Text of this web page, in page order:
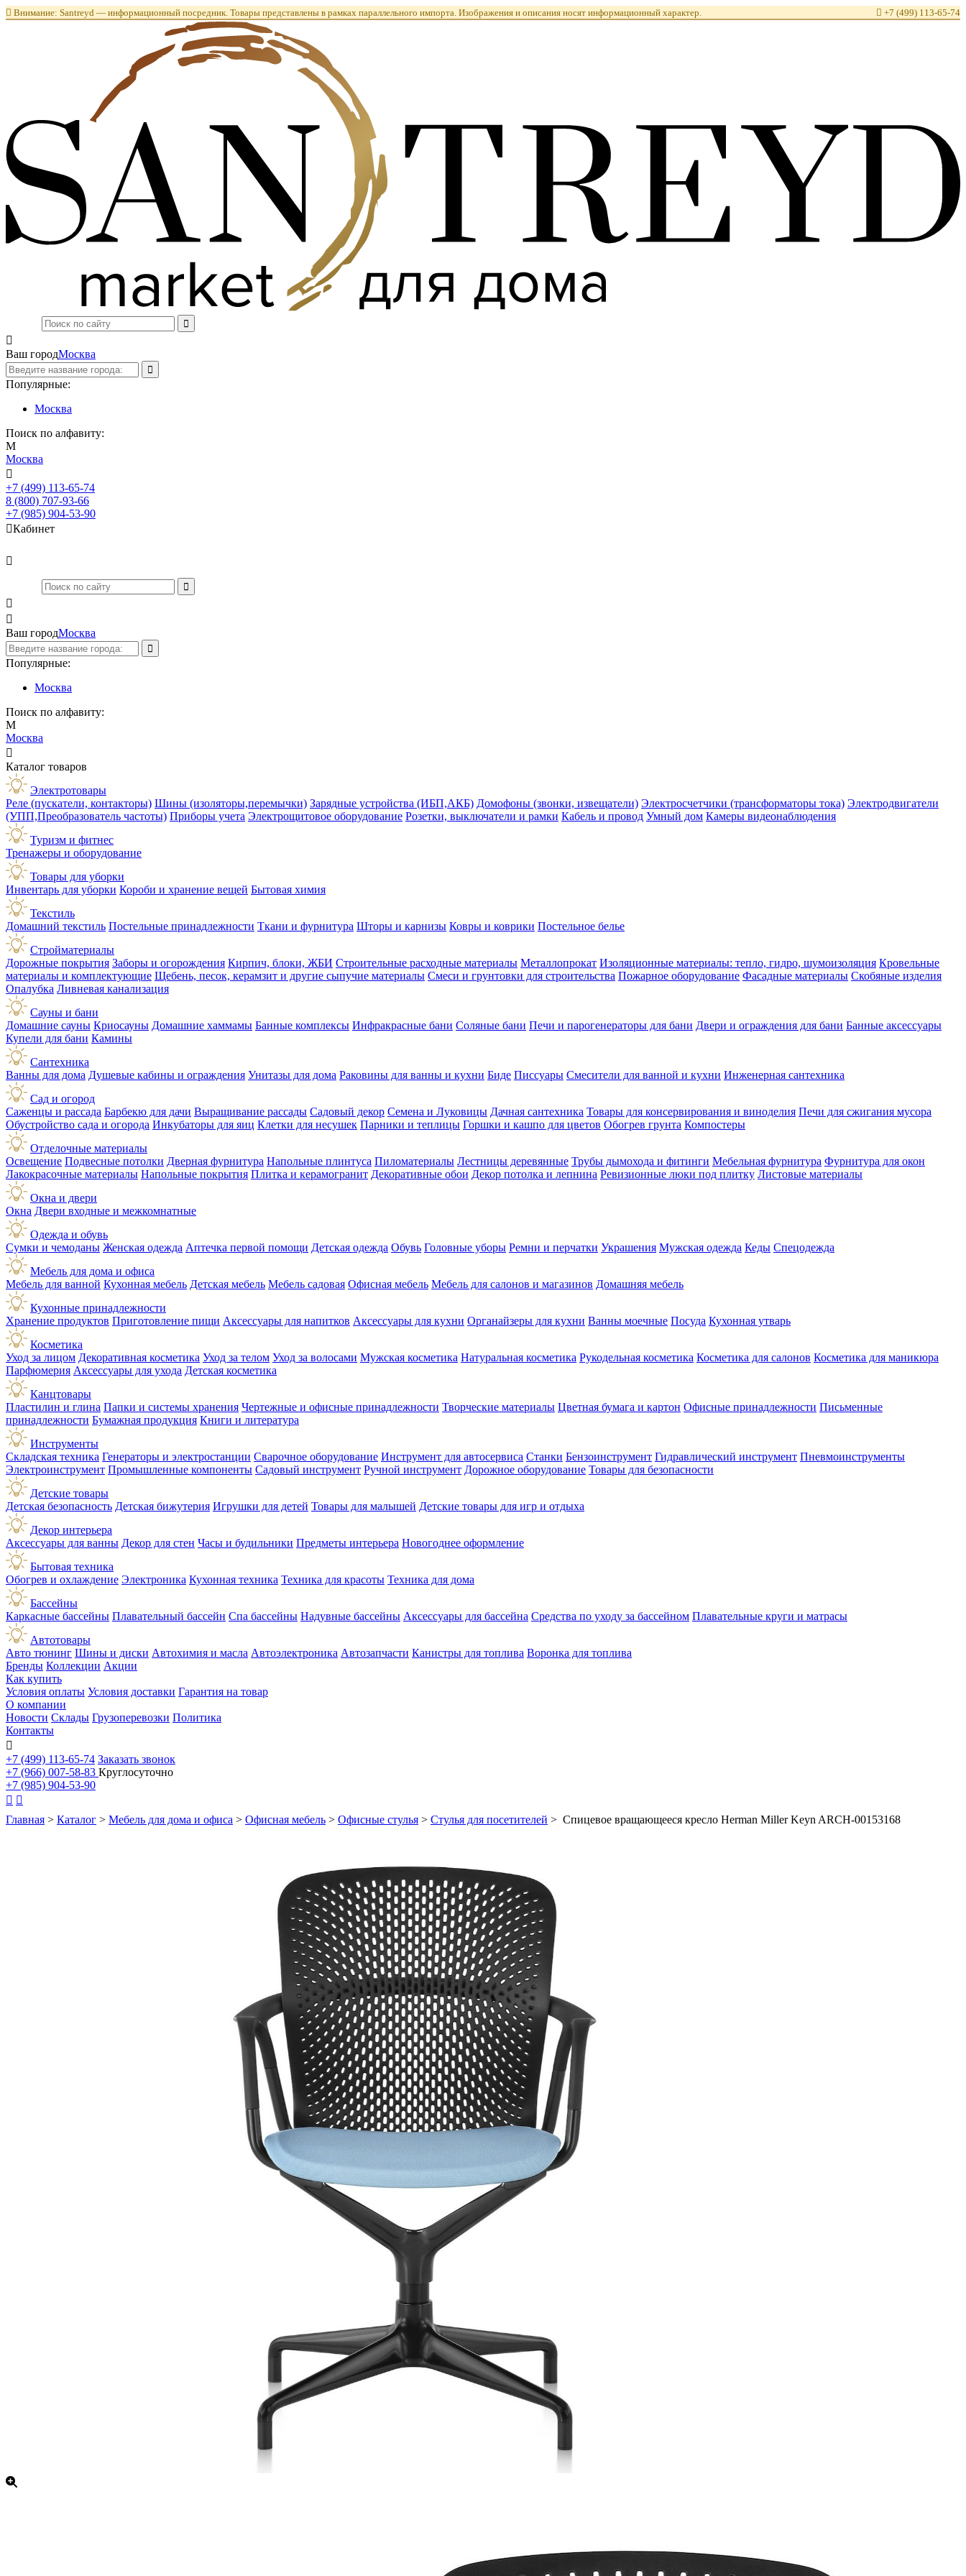
 Внимание: Santreyd — информационный посредник. Товары представлены в рамках параллельного импорта. Изображения и описания носят информационный характер.  +7 (499) 113-65-74

Ваш городМосква
Популярные:
Москва
Поиск по алфавиту:
М
Москва

+7 (499) 113-65-74
8 (800) 707-93-66
+7 (985) 904-53-90
Кабинет



Ваш городМосква
Популярные:
Москва
Поиск по алфавиту:
М
Москва

Каталог товаров
Электротовары
Реле (пускатели, контакторы) Шины (изоляторы,перемычки) Зарядные устройства (ИБП,АКБ) Домофоны (звонки, извещатели) Электросчетчики (трансформаторы тока) Электродвигатели
(УПП,Преобразователь частоты) Приборы учета Электрощитовое оборудование Розетки, выключатели и рамки Кабель и провод Умный дом Камеры видеонаблюдения
Туризм и фитнес
Тренажеры и оборудование
Товары для уборки
Инвентарь для уборки Короби и хранение вещей Бытовая химия
Текстиль
Домашний текстиль Постельные принадлежности Ткани и фурнитура Шторы и карнизы Ковры и коврики Постельное белье
Стройматериалы
Дорожные покрытия Заборы и огорождения Кирпич, блоки, ЖБИ Строительные расходные материалы Металлопрокат Изоляционные материалы: тепло, гидро, шумоизоляция Кровельные
материалы и комплектующие Щебень, песок, керамзит и другие сыпучие материалы Смеси и грунтовки для строительства Пожарное оборудование Фасадные материалы Скобяные изделия
Опалубка Ливневая канализация
Сауны и бани
Домашние сауны Криосауны Домашние хаммамы Банные комплексы Инфракрасные бани Соляные бани Печи и парогенераторы для бани Двери и ограждения для бани Банные аксессуары
Купели для бани Камины
Сантехника
Ванны для дома Душевые кабины и ограждения Унитазы для дома Раковины для ванны и кухни Биде Писсуары Смесители для ванной и кухни Инженерная сантехника
Сад и огород
Саженцы и рассада Барбекю для дачи Выращивание рассады Садовый декор Семена и Луковицы Дачная сантехника Товары для консервирования и виноделия Печи для сжигания мусора
Обустройство сада и огорода Инкубаторы для яиц Клетки для несушек Парники и теплицы Горшки и кашпо для цветов Обогрев грунта Компостеры
Отделочные материалы
Освещение Подвесные потолки Дверная фурнитура Напольные плинтуса Пиломатериалы Лестницы деревянные Трубы дымохода и фитинги Мебельная фурнитура Фурнитура для окон
Лакокрасочные материалы Напольные покрытия Плитка и керамогранит Декоративные обои Декор потолка и лепнина Ревизионные люки под плитку Листовые материалы
Окна и двери
Окна Двери входные и межкомнатные
Одежда и обувь
Сумки и чемоданы Женская одежда Аптечка первой помощи Детская одежда Обувь Головные уборы Ремни и перчатки Украшения Мужская одежда Кеды Спецодежда
Мебель для дома и офиса
Мебель для ванной Кухонная мебель Детская мебель Мебель садовая Офисная мебель Мебель для салонов и магазинов Домашняя мебель
Кухонные принадлежности
Хранение продуктов Приготовление пищи Аксессуары для напитков Аксессуары для кухни Органайзеры для кухни Ванны моечные Посуда Кухонная утварь
Косметика
Уход за лицом Декоративная косметика Уход за телом Уход за волосами Мужская косметика Натуральная косметика Рукодельная косметика Косметика для салонов Косметика для маникюра
Парфюмерия Аксессуары для ухода Детская косметика
Канцтовары
Пластилин и глина Папки и системы хранения Чертежные и офисные принадлежности Творческие материалы Цветная бумага и картон Офисные принадлежности Письменные
принадлежности Бумажная продукция Книги и литература
Инструменты
Складская техника Генераторы и электростанции Сварочное оборудование Инструмент для автосервиса Станки Бензоинструмент Гидравлический инструмент Пневмоинструменты
Электроинструмент Промышленные компоненты Садовый инструмент Ручной инструмент Дорожное оборудование Товары для безопасности
Детские товары
Детская безопасность Детская бижутерия Игрушки для детей Товары для малышей Детские товары для игр и отдыха
Декор интерьера
Аксессуары для ванны Декор для стен Часы и будильники Предметы интерьера Новогоднее оформление
Бытовая техника
Обогрев и охлаждение Электроника Кухонная техника Техника для красоты Техника для дома
Бассейны
Каркасные бассейны Плавательный бассейн Спа бассейны Надувные бассейны Аксессуары для бассейна Средства по уходу за бассейном Плавательные круги и матрасы
Автотовары
Авто тюнинг Шины и диски Автохимия и масла Автоэлектроника Автозапчасти Канистры для топлива Воронка для топлива
Бренды Коллекции Акции
Как купить
Условия оплаты Условия доставки Гарантия на товар
О компании
Новости Склады Грузоперевозки Политика
Контакты

+7 (499) 113-65-74 Заказать звонок
+7 (966) 007-58-83 Круглосуточно
+7 (985) 904-53-90
 
Главная > Каталог > Мебель для дома и офиса > Офисная мебель > Офисные стулья > Стулья для посетителей > Спицевое вращающееся кресло Herman Miller Keyn ARCH-00153168